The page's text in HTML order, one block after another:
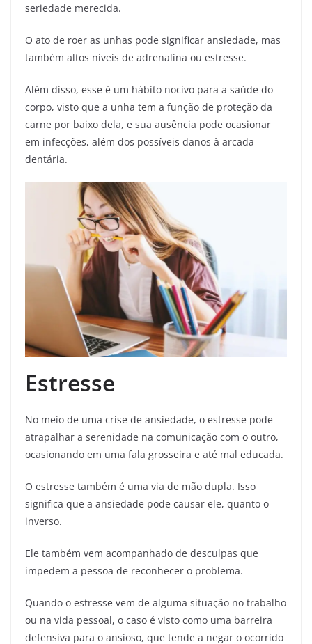
seriedade merecida.
O ato de roer as unhas pode significar ansiedade, mas
também altos níveis de adrenalina ou estresse.
Além disso, esse é um hábito nocivo para a saúde do
corpo, visto que a unha tem a função de proteção da
carne por baixo dela, e sua ausência pode ocasionar
em infecções, além dos possíveis danos à arcada
dentária.
Estresse
No meio de uma crise de ansiedade, o estresse pode
atrapalhar a serenidade na comunicação com o outro,
ocasionando em uma fala grosseira e até mal educada.
O estresse também é uma via de mão dupla. Isso
significa que a ansiedade pode causar ele, quanto o
inverso.
Ele também vem acompanhado de desculpas que
impedem a pessoa de reconhecer o problema.
Quando o estresse vem de alguma situação no trabalho
ou na vida pessoal, o caso é visto como uma barreira
defensiva para o ansioso, que tende a negar o ocorrido